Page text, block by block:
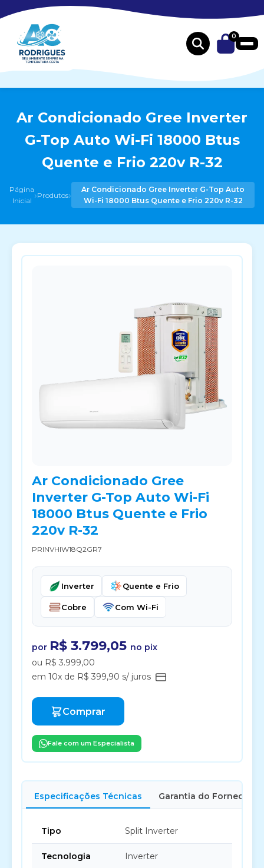
0
Ar Condicionado Gree Inverter
G-Top Auto Wi-Fi 18000 Btus
Quente e Frio 220v R-32
Página
Inicial ›Produtos›
Ar Condicionado Gree Inverter G-Top Auto
Wi-Fi 18000 Btus Quente e Frio 220v R-32
Ar Condicionado Gree
Inverter G-Top Auto Wi-Fi
18000 Btus Quente e Frio
220v R-32
PRINVHIW18Q2GR7
Inverter Quente e Frio
Cobre Com Wi-Fi
por R$ 3.799,05 no pix
ou R$ 3.999,00
em 10x de R$ 399,90 s/ juros
Comprar
Fale com um Especialista
Especificações Técnicas Garantia do Fornecedor
Tipo Split Inverter
Tecnologia Inverter